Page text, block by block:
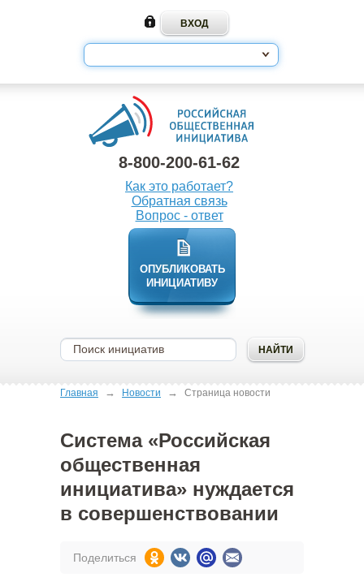
8-800-200-61-62
Как это работает?
Обратная связь
Вопрос - ответ
ОПУБЛИКОВАТЬ
ИНИЦИАТИВУ
Главная → Новости → Страница новости
Система «Российская
общественная
инициатива» нуждается
в совершенствовании
Поделиться